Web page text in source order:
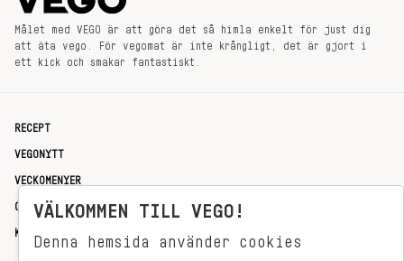
Målet med VEGO är att göra det så himla enkelt för just dig
att äta vego. För vegomat är inte krångligt, det är gjort i
ett kick och smakar fantastiskt.
RECEPT
VEGONYTT
VECKOMENYER
OM OSS
KONTAKT
VÄLKOMMEN TILL VEGO!
Denna hemsida använder cookies